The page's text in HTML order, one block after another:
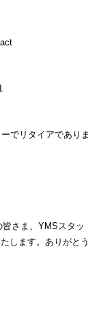
でリタイアでありま
さま、YMSスタッ
します。ありがとう